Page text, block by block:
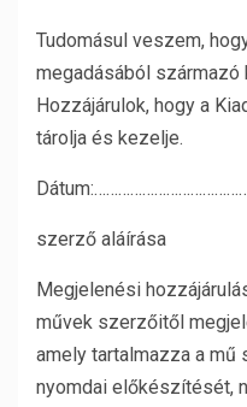
Tudomásul veszem,
megadásából
Hozzájárulok, hogy a
tárolja és kezelje.
szerző aláírása
Megjelenési
művek szerzőitől
amely tartalmazza a
nyomdai előkészítését,